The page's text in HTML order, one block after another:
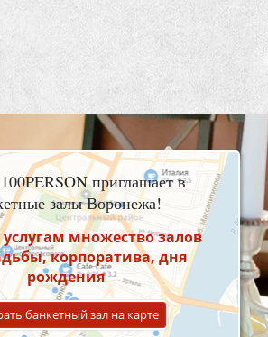
приглашает в
залы Воронежа!
множество залов
корпоратива, дня
рождения
банкетный зал на карте